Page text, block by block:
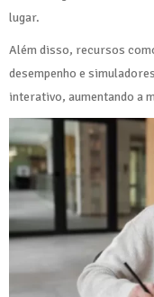
lugar.
Além disso, recursos
desempenho e
interativo, aumentando a